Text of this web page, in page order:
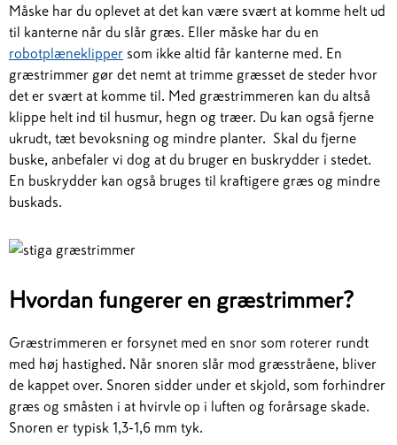
Måske har du oplevet at det kan være svært at komme helt ud
til kanterne når du slår græs. Eller måske har du en
robotplæneklipper som ikke altid får kanterne med. En
græstrimmer gør det nemt at trimme græsset de steder hvor
det er svært at komme til. Med græstrimmeren kan du altså
klippe helt ind til husmur, hegn og træer. Du kan også fjerne
ukrudt, tæt bevoksning og mindre planter. Skal du fjerne
buske, anbefaler vi dog at du bruger en buskrydder i stedet.
En buskrydder kan også bruges til kraftigere græs og mindre
buskads.
Hvordan fungerer en græstrimmer?
Græstrimmeren er forsynet med en snor som roterer rundt
med høj hastighed. Når snoren slår mod græsstråene, bliver
de kappet over. Snoren sidder under et skjold, som forhindrer
græs og småsten i at hvirvle op i luften og forårsage skade.
Snoren er typisk 1,3-1,6 mm tyk.